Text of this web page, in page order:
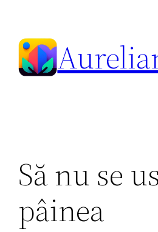
content
Să nu se
pâinea